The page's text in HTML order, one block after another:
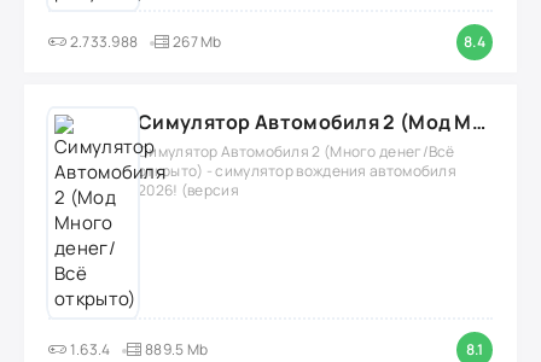
2.733.988 267 Mb 8.4
Симулятор Автомобиля 2 (Мод Много денег/Всё открыто)
Симулятор Автомобиля 2 (Много денег/Всё
открыто) - симулятор вождения автомобиля
2026! (версия
1.63.4 889.5 Mb 8.1